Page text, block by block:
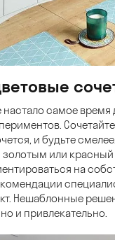
самое время
Сочетайте
и будьте
или красный
на
Нешаблонные
и привлекательно.